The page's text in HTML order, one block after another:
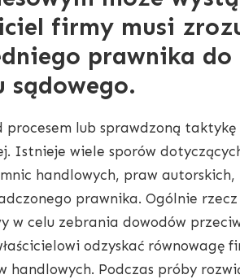
firmy musi
prawnika
sądowego.
procesem lub sprawdzoną
Istnieje wiele sporów
handlowych, praw
prawnika. Ogólnie
w celu zebrania dowodów
odzyskać równowagę
handlowych. Podczas próby